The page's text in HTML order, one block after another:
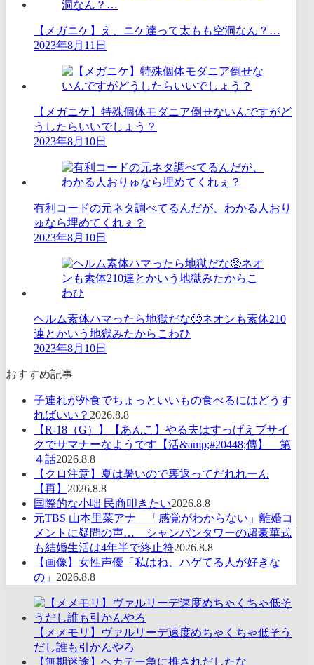
【メガニケ】え、ニケ達って太もも空洞なん？…
2023年8月11日
【メガニケ】特殊個体モダニア倒せないんですがど
うしたらいいでしょう？
2023年8月10日
有利コードの元ネタ調べてるんだが、わかる人おり
ゅなら埋めてくれぇ？
2023年8月10日
ヘルム素体ハマったら地獄だな🥺ネオンも素体210
連とかいう地獄みたからこわひ
2023年8月10日
おすすめ記事
子連れが外食でちょっといいもの食べるにはどうす
ればいい？ 2026.8.8
【R-18（G）】【あんこ】やる夫はすっげえブサイ
クでサマナーなようです【活&amp;#20448;傳】 第
４話2026.8.8
【クロ注意】夏は暑いので裏返ってだれれーん
【再】 2026.8.8
国際的な小咄 民商叩きたい2026.8.8
元TBS 山本里菜アナ 「感覚がわからない」離婚コ
メントに疑問の声… シャンパンタワーの超豪華式
も結婚生活は4年半で終止符2026.8.8
【画像】女性声優「私はね、ハゲてる人が好きな
の」 2026.8.8
【メメモリ】ヴァルリーデ速度めちゃくちゃ低そう
だし誰も引かんやろ
【無期迷途】ヘカテー急に推されだしたな